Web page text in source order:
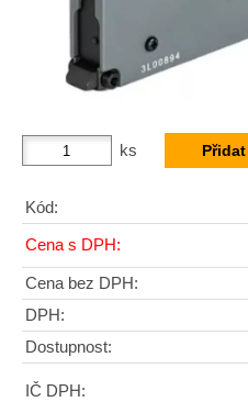
ks
Kód:
Cena s DPH:
Cena bez DPH:
DPH:
Dostupnost:
IČ DPH: